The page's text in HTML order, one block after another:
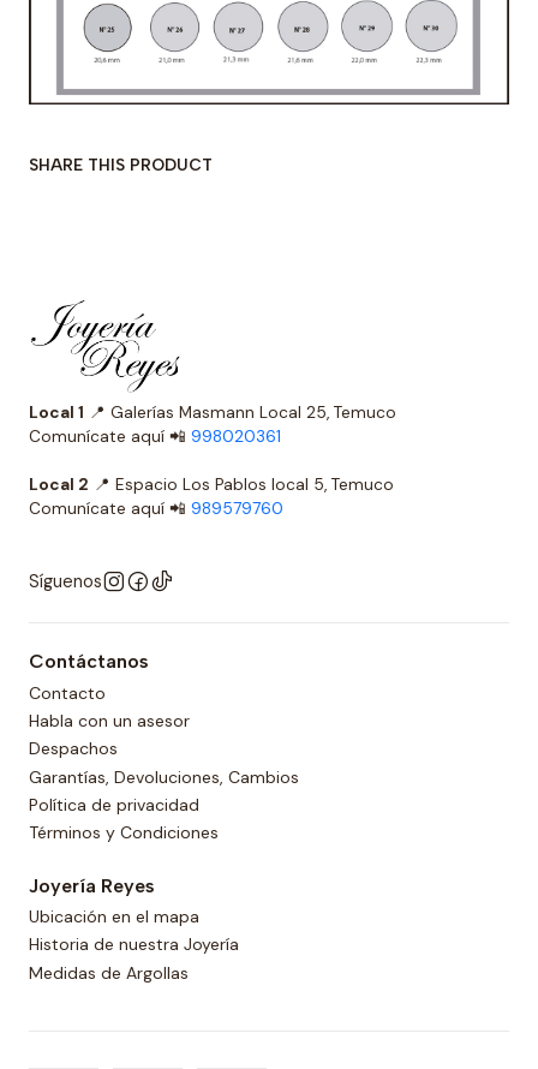
SHARE THIS PRODUCT
Local 1 📍 Galerías Masmann Local 25, Temuco
Comunícate aquí 📲 998020361
Local 2 📍 Espacio Los Pablos local 5, Temuco
Comunícate aquí 📲 989579760
Síguenos
Contáctanos
Contacto
Habla con un asesor
Despachos
Garantías, Devoluciones, Cambios
Política de privacidad
Términos y Condiciones
Joyería Reyes
Ubicación en el mapa
Historia de nuestra Joyería
Medidas de Argollas